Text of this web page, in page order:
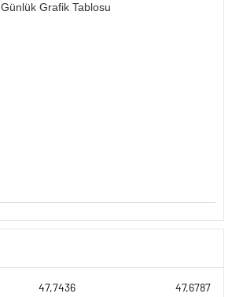
Günlük Grafik Tablosu
47,7436 47,6787